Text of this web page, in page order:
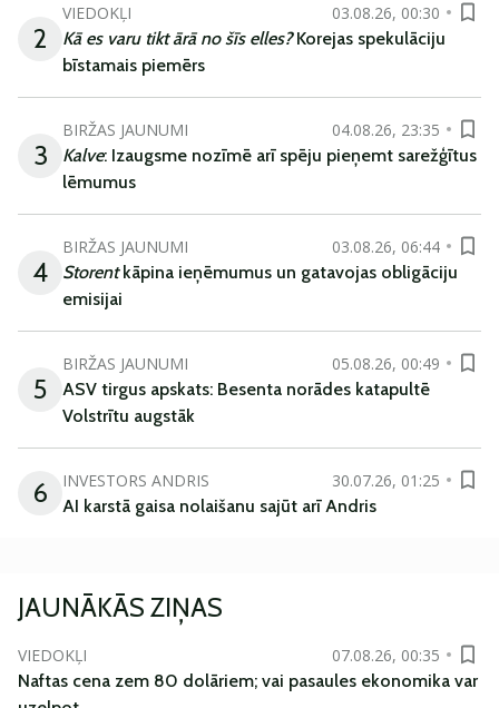
2
VIEDOKĻI
03.08.26, 00:30
Kā es varu tikt ārā no šīs elles?Korejas spekulāciju
bīstamais piemērs
3
BIRŽAS JAUNUMI
04.08.26, 23:35
Kalve: Izaugsme nozīmē arī spēju pieņemt sarežģītus
lēmumus
4
BIRŽAS JAUNUMI
03.08.26, 06:44
Storentkāpina ieņēmumus un gatavojas obligāciju
emisijai
5
BIRŽAS JAUNUMI
05.08.26, 00:49
ASV tirgus apskats: Besenta norādes katapultē
Volstrītu augstāk
6 INVESTORS ANDRIS
30.07.26, 01:25
AI karstā gaisa nolaišanu sajūt arī Andris
JAUNĀKĀS ZIŅAS
VIEDOKĻI
07.08.26, 00:35
Naftas cena zem 80 dolāriem; vai pasaules ekonomika var